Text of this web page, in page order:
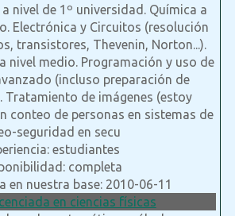
nivel de 1º universidad. Química a
Electrónica y Circuitos (resolución
transistores, Thevenin, Norton...).
nivel medio. Programación y uso de
(incluso preparación de
Tratamiento de imágenes (estoy
conteo de personas en sistemas de
seguridad en secu
estudiantes
completa
en nuestra base: 2010-06-11
en ciencias físicas